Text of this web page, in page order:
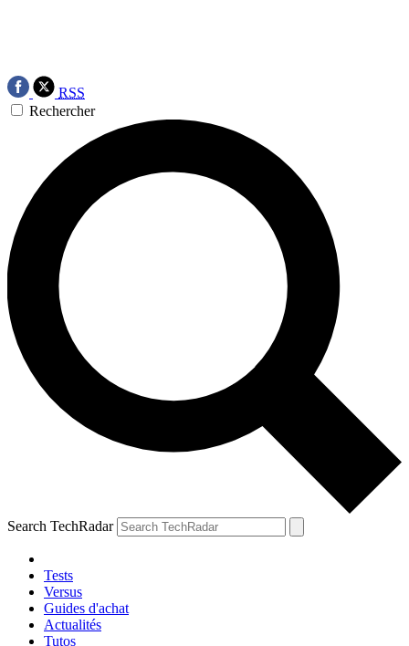
RSS
Rechercher
Search TechRadar
Tests
Versus
Guides d'achat
Actualités
Tutos